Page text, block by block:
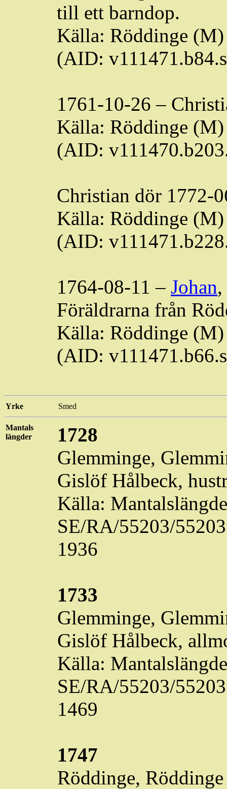
till ett barndop.
Källa: Röddinge (M)
(AID:
1761-10-26 –
Källa: Röddinge (M)
(AID:
Christian dör 1772-
Källa: Röddinge (M)
(AID:
1764-08-11 – Johan
Föräldrarna från
Källa: Röddinge (M)
(AID:
Yrke Smed
Mantals
längder
1728
Glemminge,
Gislöf Hålbeck,
Källa:
SE/RA/55203/
1936
1733
Glemminge,
Gislöf Hålbeck,
Källa:
SE/RA/55203/
1469
1747
Röddinge, Röddinge